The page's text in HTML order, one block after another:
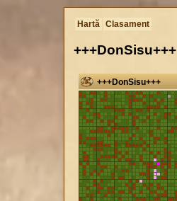
Hartă Clasament
+++DonSisu+++
+++DonSisu+++